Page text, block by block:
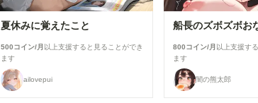
夏休みに覚えたこと
500コイン/月 以上支援すると見ることができ
ます
ailovepui
船長のズボズボお
800コイン/月 以上支援す
ます
闇の熊太郎